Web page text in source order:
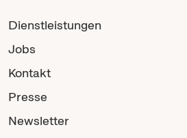
Dienstleistungen
Jobs
Kontakt
Presse
Newsletter